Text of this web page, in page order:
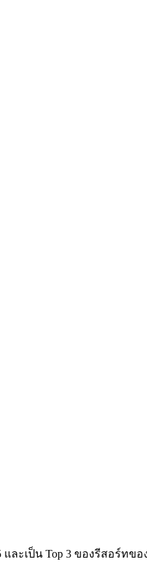
ะเป็น Top 3 ของรีสอร์ทขอ